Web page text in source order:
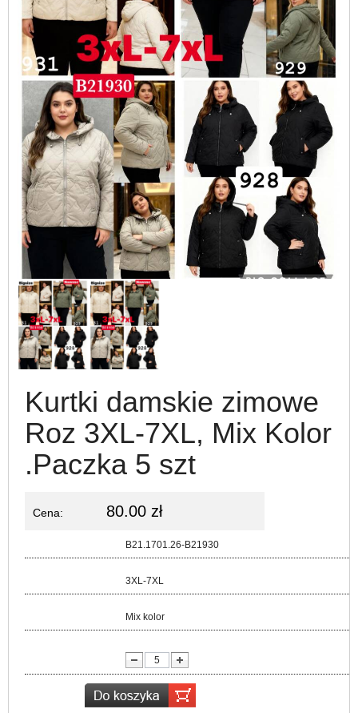
Kurtki damskie zimowe
Roz 3XL-7XL, Mix Kolor
.Paczka 5 szt
Cena: 80.00 zł
B21.1701.26-B21930
3XL-7XL
Mix kolor